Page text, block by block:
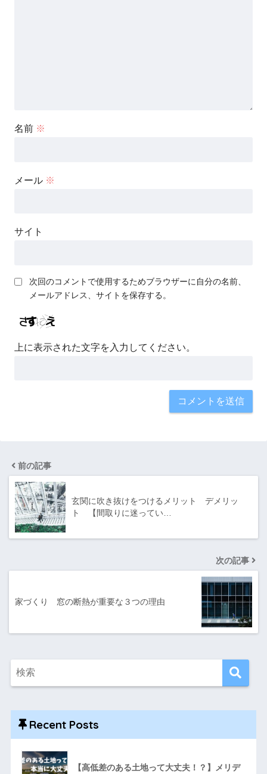
名前 ※
メール ※
サイト
次回のコメントで使用するためブラウザーに自分の名前、
メールアドレス、サイトを保存する。
上に表示された文字を入力してください。
前の記事
玄関に吹き抜けをつけるメリット デメリッ
ト 【間取りに迷ってい…
次の記事
家づくり 窓の断熱が重要な３つの理由
Recent Posts
【高低差のある土地って大丈夫！？】メリデ